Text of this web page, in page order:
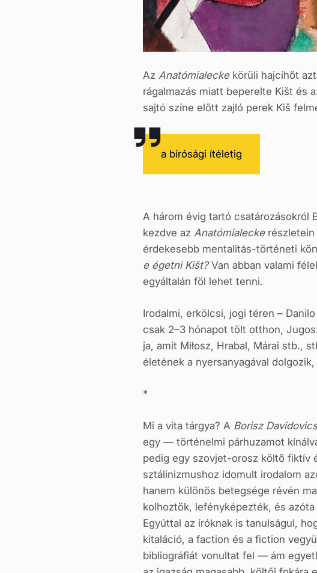
Az Anatómialeckekörüli hajcihőt
rágalmazás miatt beperelte Kišt és
sajtó szí­ne előtt zajló perek Kiš
a bírósági ítéletig
A három évig tartó csatározásokról
kezdve az Anatómialeckerészletein
érdeke­sebb mentalitás-történeti
e égetni Kišt?Van abban valami
egyáltalán föl lehet tenni.
Irodalmi, erkölcsi, jogi téren –
csak 2–3 hónapot tölt otthon,
ja, amit Miłosz, Hrabal, Márai stb.,
életének a nyersanyagával
*
Mi a vita tárgya? A Borisz
egy — történelmi párhuzamot
pedig egy szovjet-orosz költő fiktív
sztálinizmushoz idomult irodalom
hanem különös betegsége révén
kolhoztök, lefényképezték, és
Egyúttal az íróknak is tanulságul,
kitaláció, a faction és a fiction
bibliográfi­át vonultat fel — ám